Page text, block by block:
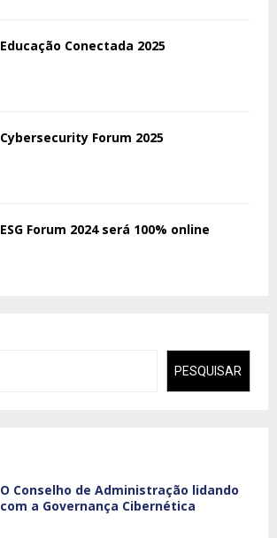
Educação Conectada 2025
Cybersecurity Forum 2025
ESG Forum 2024 será 100% online
PESQUISAR
O Conselho de Administração lidando
com a Governança Cibernética